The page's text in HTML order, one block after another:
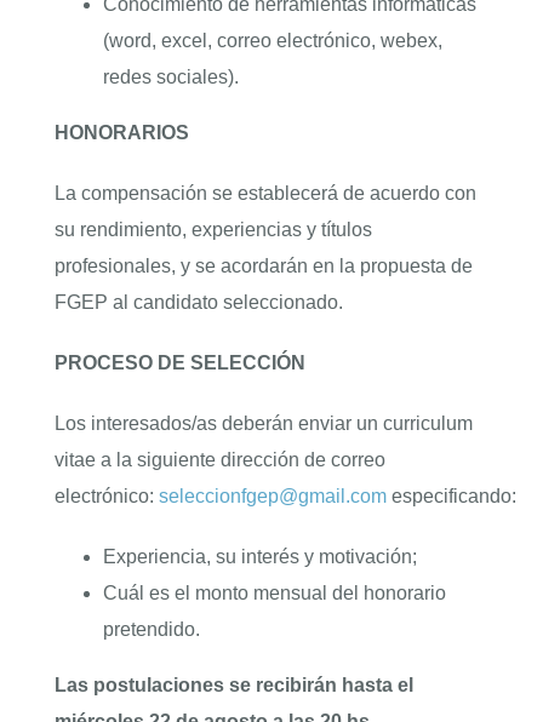
Conocimiento de herramientas informáticas
(word, excel, correo electrónico, webex,
redes sociales).
HONORARIOS
La compensación se establecerá de acuerdo con
su rendimiento, experiencias y títulos
profesionales, y se acordarán en la propuesta de
FGEP al candidato seleccionado.
PROCESO DE SELECCIÓN
Los interesados/as deberán enviar un curriculum
vitae a la siguiente dirección de correo
electrónico: seleccionfgep@gmail.comespecificando:
Experiencia, su interés y motivación;
Cuál es el monto mensual del honorario
pretendido.
Las postulaciones se recibirán hasta el